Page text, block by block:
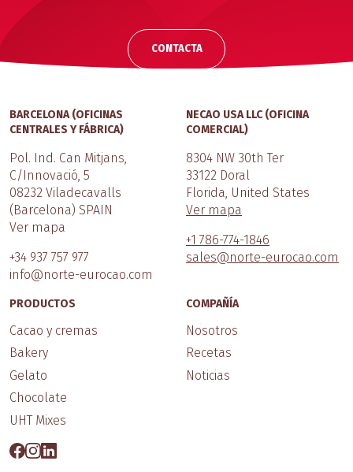
CONTACTA
BARCELONA (OFICINAS
CENTRALES Y FÁBRICA)
Pol. Ind. Can Mitjans,
C/Innovació, 5
08232 Viladecavalls
(Barcelona) SPAIN
Ver mapa
+34 937 757 977
info@norte-eurocao.com
NECAO USA LLC (OFICINA
COMERCIAL)
8304 NW 30th Ter
33122 Doral
Florida, United States
Ver mapa
+1 786-774-1846
sales@norte-eurocao.com
PRODUCTOS
Cacao y cremas
Bakery
Gelato
Chocolate
UHT Mixes
COMPAÑÍA
Nosotros
Recetas
Noticias